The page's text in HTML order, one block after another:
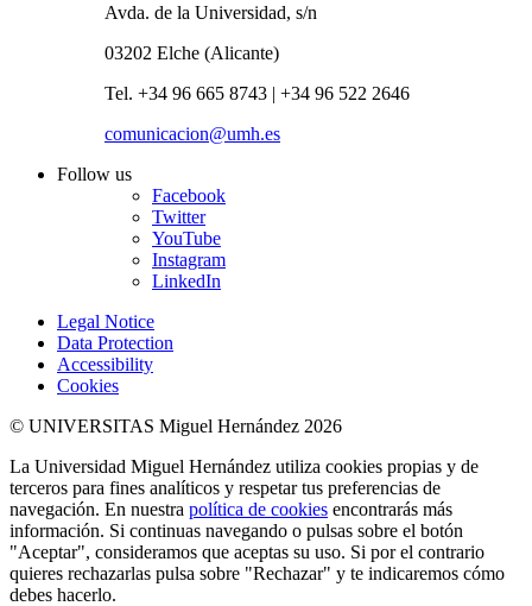
Avda. de la Universidad, s/n
03202 Elche (Alicante)
Tel. +34 96 665 8743 | +34 96 522 2646
comunicacion@umh.es
Follow us
Facebook
Twitter
YouTube
Instagram
LinkedIn
Legal Notice
Data Protection
Accessibility
Cookies
© UNIVERSITAS Miguel Hernández 2026
La Universidad Miguel Hernández utiliza cookies propias y de
terceros para fines analíticos y respetar tus preferencias de
navegación. En nuestra política de cookies encontrarás más
información. Si continuas navegando o pulsas sobre el botón
"Aceptar", consideramos que aceptas su uso. Si por el contrario
quieres rechazarlas pulsa sobre "Rechazar" y te indicaremos cómo
debes hacerlo.